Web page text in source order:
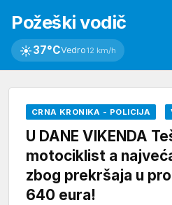
Požeški vodič
☀37°CVedro12 km/h
CRNA KRONIKA - POLICIJA
U DANE VIKENDA
motociklist a
zbog prekršaja u
640 eura!